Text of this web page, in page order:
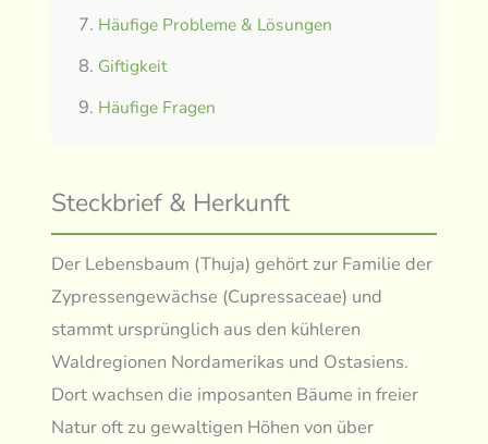
Häufige Probleme & Lösungen
Giftigkeit
Häufige Fragen
Steckbrief & Herkunft
Der Lebensbaum (Thuja) gehört zur Familie der
Zypressengewächse (Cupressaceae) und
stammt ursprünglich aus den kühleren
Waldregionen Nordamerikas und Ostasiens.
Dort wachsen die imposanten Bäume in freier
Natur oft zu gewaltigen Höhen von über